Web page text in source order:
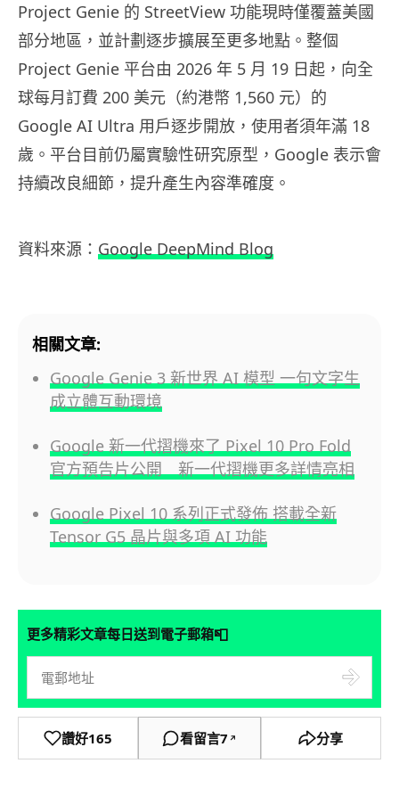
Project Genie 的 StreetView 功能現時僅覆蓋美國
部分地區，並計劃逐步擴展至更多地點。整個
Project Genie 平台由 2026 年 5 月 19 日起，向全
球每月訂費 200 美元（約港幣 1,560 元）的
Google AI Ultra 用戶逐步開放，使用者須年滿 18
歲。平台目前仍屬實驗性研究原型，Google 表示會
持續改良細節，提升產生內容準確度。
資料來源： Google DeepMind Blog
相關文章:
Google Genie 3 新世界 AI 模型 一句文字生
成立體互動環境
Google 新一代摺機來了 Pixel 10 Pro Fold
官方預告片公開 新一代摺機更多詳情亮相
Google Pixel 10 系列正式發佈 搭載全新
Tensor G5 晶片與多項 AI 功能
更多精彩文章每日送到電子郵箱📮
讚好165 看留言7 ↗ 分享